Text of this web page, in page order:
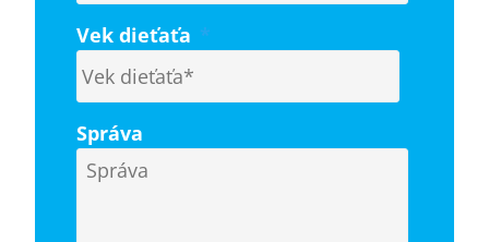
Vek dieťaťa *
Správa